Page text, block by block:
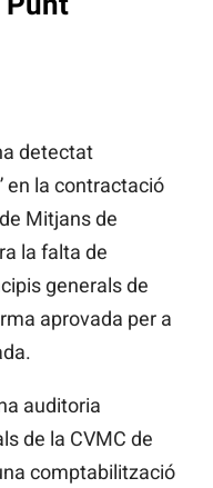
detectat
en la contractació
Mitjans de
la falta de
generals de
aprovada per a
auditoria
de la CVMC de
comptabilització